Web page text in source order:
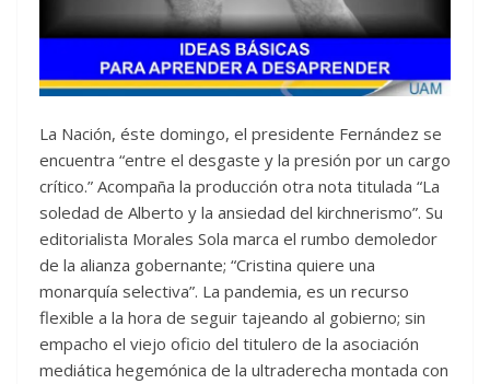
La Nación, éste domingo, el presidente Fernández se
encuentra “entre el desgaste y la presión por un cargo
crítico.” Acompaña la producción otra nota titulada “La
soledad de Alberto y la ansiedad del kirchnerismo”. Su
editorialista Morales Sola marca el rumbo demoledor
de la alianza gobernante; “Cristina quiere una
monarquía selectiva”. La pandemia, es un recurso
flexible a la hora de seguir tajeando al gobierno; sin
empacho el viejo oficio del titulero de la asociación
mediática hegemónica de la ultraderecha montada con